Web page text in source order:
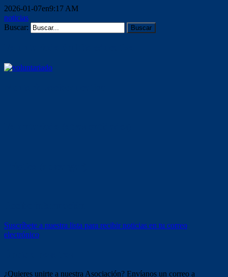
2026-01-07en9:17 AM
noticias
Buscar:
Suscríbete a nuestra lista para recibir noticias en tu correo
electrónico
¿Quieres unirte a nuestra Asociación? Envíanos un correo a